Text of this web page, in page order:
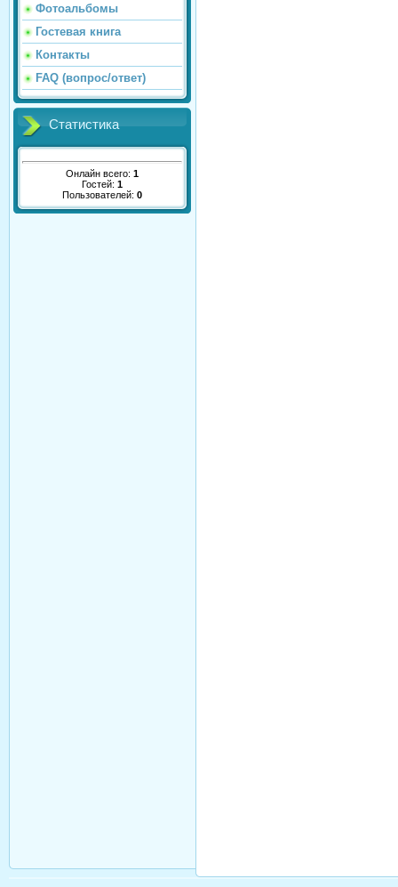
Фотоальбомы
Гостевая книга
Контакты
FAQ (вопрос/ответ)
Статистика
Онлайн всего: 1
Гостей: 1
Пользователей: 0